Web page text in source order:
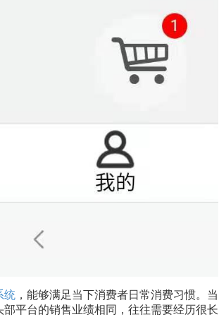
统 ，能够满足当下消费者日常消费习惯。当
平台的销售业绩相同，往往需要经历很长